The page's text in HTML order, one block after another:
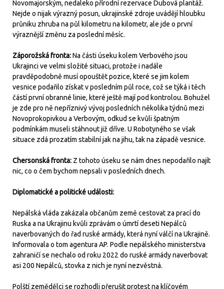
Novomajorským, nedaleko přírodní rezervace Dubová plantáž.
Nejde o nijak výrazný posun, ukrajinské zdroje uvádějí hloubku
průniku zhruba na půl kilometru na kilometr, ale jde o první
výraznější změnu za poslední měsíc.
Záporožská fronta:Na části úseku kolem Verbového jsou
Ukrajinci ve velmi složité situaci, protože i nadále
pravděpodobně musí opouštět pozice, které se jim kolem
vesnice podařilo získat v posledním půl roce, což se týká i těch
částí první obranné linie, které ještě mají pod kontrolou. Bohužel
je zde pro ně nepříznivý vývoj posledních několika týdnů mezi
Novoprokopivkou a Verbovým, odkud se kvůli špatným
podmínkám museli stáhnout již dříve. U Robotyného se však
situace zdá prozatím stabilní jak na jihu, tak na západě vesnice.
Chersonská fronta: Z tohoto úseku se nám dnes nepodařilo najít
nic, co o čem bychom nepsali v posledních dnech.
Diplomatické a politické události:
Nepálská vláda zakázala občanům země cestovat za prací do
Ruska a na Ukrajinu kvůli zprávám o úmrtí deseti Nepálců
naverbovaných do řad ruské armády, která nyní válčí na Ukrajině.
Informovala o tom agentura AP. Podle nepálského ministerstva
zahraničí se nechalo od roku 2022 do ruské armády naverbovat
asi 200 Nepálců, stovka z nich je nyní nezvěstná.
Polští zemědělci se rozhodli přerušit protest na klíčovém